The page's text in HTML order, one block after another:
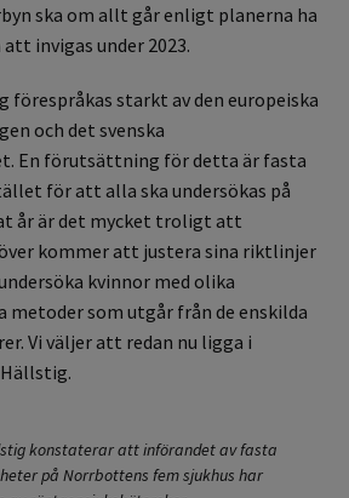
ska om allt går enligt planerna ha
invigas under 2023.
förespråkas starkt av den europeiska
och det svenska
En förutsättning för detta är fasta
för att alla ska undersökas på
år är det mycket troligt att
kommer att justera sina riktlinjer
kvinnor med olika
som utgår från de enskilda
Vi väljer att redan nu ligga i
konstaterar att införandet av fasta
på Norrbottens fem sjukhus har